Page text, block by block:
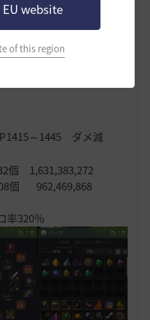
website
of this region
個 1,808,695,900シルバ
PT狩場のため使用不
～1445 ダメ減
個 1,631,383,272
個 962,469,868
320％